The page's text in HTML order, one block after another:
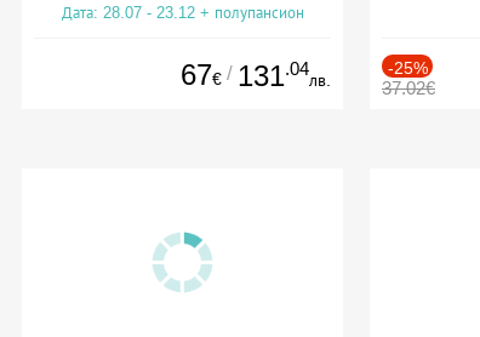
Дата: 28.07 - 23.12 + полупансион
67€ / 131.04
лв.
-25%
37.02€